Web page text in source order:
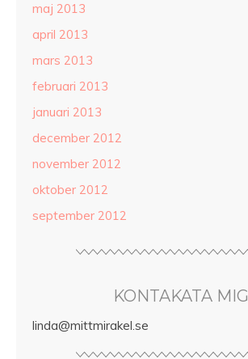
maj 2013
april 2013
mars 2013
februari 2013
januari 2013
december 2012
november 2012
oktober 2012
september 2012
KONTAKATA MIG
linda@mittmirakel.se